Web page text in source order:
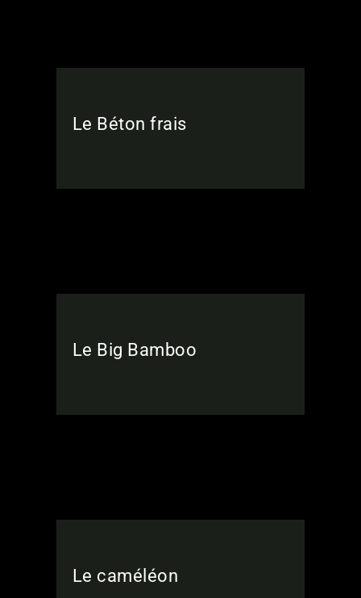
Le Béton frais
Le Big Bamboo
Le caméléon